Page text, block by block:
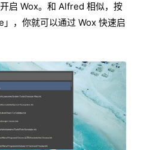
启 Wox。和 Alfred 相似，按
，你就可以通过 Wox 快速启